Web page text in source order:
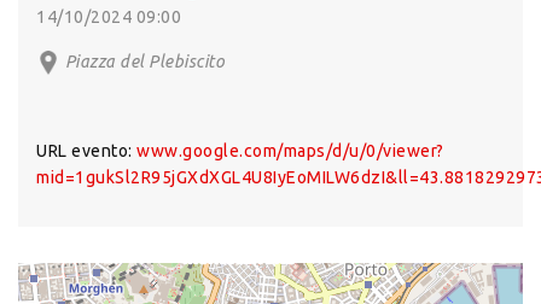
14/10/2024 09:00
Piazza del Plebiscito
URL evento: www.google.com/maps/d/u/0/viewer?